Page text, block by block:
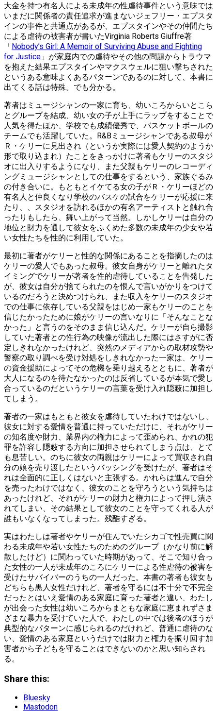
大金を持つ有名人による未成年の性虐待事件という意味では
いまだに関係者の責任追求が進まないジェフリー・エプスタ
インの事件と共通点があるが、エプスタインやその仲間たち
による虐待の被害者が書いたVirginia Roberts Giuffre著
「Nobody’s Girl: A Memoir of Surviving Abuse and Fighting
for Justice 」が家庭内での虐待やその他の問題からトラウマ
を抱えた結果エプスタインやマクスウェルに狙い撃ちされた
というある意味よくあるパターンであるのに対して、本書に
出てくる話は特殊。でも分かる。
著者はミュージシャンの一家に育ち、幼いころからいとこら
とグループを結成、幼い女の子が上手にラップをすることで
人気を得たほか、学校でも成績優秀で、バスケットボールの
チームでも活躍していた。R&Bミュージシャンである叔母が
Ｒ・ケリーに見出され（というか実際には愛人契約のようか
形で取り込まれ）たことをきっかけに著者もケリーのスタジ
オに出入りするようになり、また父親もケリーのレコーディ
ングミュージシャンとしての仕事をするという、家族ぐるみ
の付き合いに。もともとイケてる女の子がＲ・ケリーほどの
有名人と仲良くなり学校のバスケの試合をケリーが応援に来
たり、、スタジオを訪れるほかの有名アーティストと触れ合
ったりもしたら、舞い上がって当然。しかしケリーは自分の
地位と財力を通して彼女をふくめた多数の未成年の少女や若
い女性たちを性的に利用していた。
最初に著者がケリーと性的な関係にあることを指摘したのは
ケリーの愛人でもあった叔母。彼女自身がケリーと離れたタ
イミングでケリーが著者を性的虐待していることを告発した
が、彼女は自分が捨てられたのを恨んで言いがかりをつけて
いるのだろうと決めつけられ、また収入をケリーのスタジオ
での仕事に依存している父親をはじめ一家もケリーのことを
信じたかったために娘がケリーの言いなりに「そんなことな
かった」と言うのをそのまま信じ込んだ。ケリーが自ら撮影
していた著者との性行為の映像が流出した際にはさすがに否
定しきれなかったけれど、突然のメディアからの取材攻勢や
警察の取り調べを受け対処をしきれなかった一家は、ケリー
の資金援助によってその危機を乗り越えるとともに、著者が
大人になるのを待たなかったのは反省しているが本気で愛し
合っているのだというケリーの言葉を受け入れ隠蔽に加担し
てしまう。
著者の一家はもともと彼女を虐待していたわけではないし、
彼女に対する愛情を普通に持っていただけに、それがケリー
の知名度や財力、業界内の権力によって歪められ、かれの犯
罪を許容し隠蔽する方向に加担させられてしまう点は、とて
も息苦しい。のちに彼女の両親はケリーによって買収され自
分の娘を売り渡したというバッシングを受けたが、著者はそ
れは全面的に正しくはないと主張する。かれらは進んで自分
を売ったわけではなく、彼女のことを守ろうという気持ちは
あったけれど、それがケリーの財力と権力によって押し潰さ
れてしまい、その結果として彼女のことを守ってくれる人が
誰もいなくなってしまった。残酷すぎる。
実はわたしは著者やケリーが住んでいたシカゴで性売買に関
わる未成年や若い女性たちのためのグループ（かなり前に解
散したけど）に関わっていた時期があって、そこで知り合っ
た女性の一人が未成年のころにケリーによる性虐待の被害を
受けたサバイバーのうちの一人だった。本書の著者も彼女も
どちらも黒人女性だけれど、著者を守るには不十分で不完全
だったとはいえ愛情のある家庭に育った著者と違い、わたし
が出会った女性は幼いころからまともな家庭に恵まれずさま
ざまな暴力を受けていた人で、わたしの中では後者のほうが
典型的なパターンに感じられるのだけれど、普通に虐待のな
い、愛情のある家庭というだけでは財力と権力を振り回す加
害者から子どもを守ることはできないのかと思い知らされ
る。
Share this:
Bluesky
Mastodon